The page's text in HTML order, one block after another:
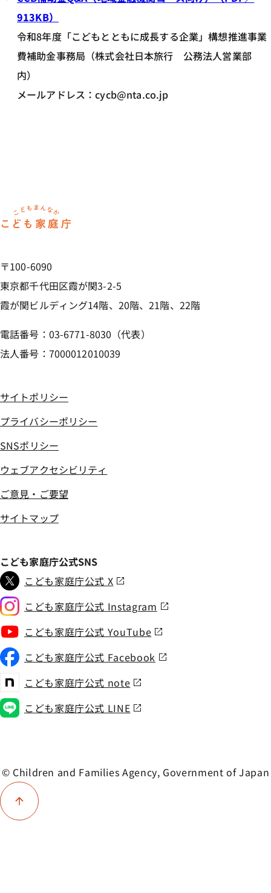
913KB）
令和8年度「こどもとともに成長する企業」構想推進事業
費補助金事務局（株式会社日本旅行 公務法人営業部
内）
メールアドレス：cycb@nta.co.jp
〒100-6090
東京都千代田区霞が関3-2-5
霞が関ビルディング14階、20階、21階、22階
電話番号：03-6771-8030（代表）
法人番号：7000012010039
サイトポリシー
プライバシーポリシー
SNSポリシー
ウェブアクセシビリティ
ご意見・ご要望
サイトマップ
こども家庭庁公式SNS
こども家庭庁公式 X
こども家庭庁公式 Instagram
こども家庭庁公式 YouTube
こども家庭庁公式 Facebook
こども家庭庁公式 note
こども家庭庁公式 LINE
© Children and Families Agency, Government of Japan